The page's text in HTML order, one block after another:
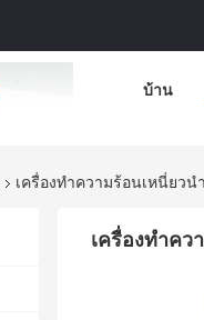
บ้าน
เครื่องทำความร้อนเหนี่ยว
เครื่องทำคว